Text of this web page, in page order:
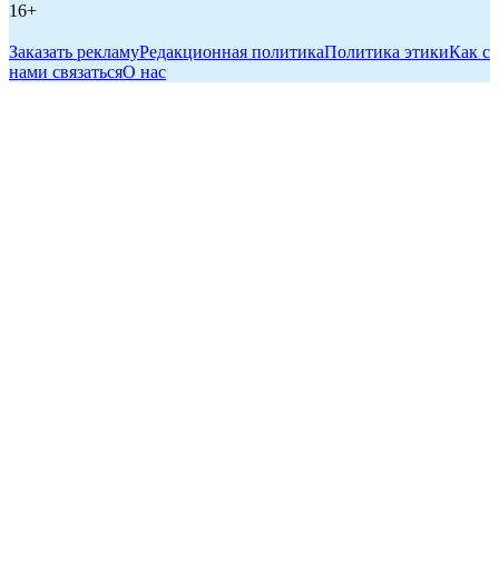
16+
Заказать рекламуРедакционная политикаПолитика этикиКак с
нами связатьсяО нас